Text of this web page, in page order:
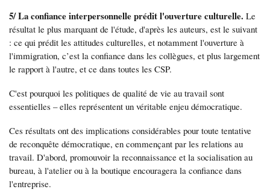
5/ La confiance interpersonnelle prédit l'ouverture culturelle. Le
résultat le plus marquant de l'étude, d'après les auteurs, est le suivant
: ce qui prédit les attitudes culturelles, et notamment l'ouverture à
l'immigration, c’est la confiance dans les collègues, et plus largement
le rapport à l'autre, et ce dans toutes les CSP.
C'est pourquoi les politiques de qualité de vie au travail sont
essentielles – elles représentent un véritable enjeu démocratique.
Ces résultats ont des implications considérables pour toute tentative
de reconquête démocratique, en commençant par les relations au
travail. D'abord, promouvoir la reconnaissance et la socialisation au
bureau, à l'atelier ou à la boutique encouragera la confiance dans
l'entreprise.